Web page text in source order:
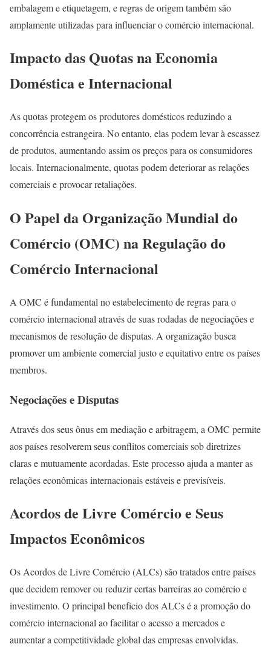
embalagem e etiquetagem, e regras de origem também são
amplamente utilizadas para influenciar o comércio internacional.
Impacto das Quotas na Economia
Doméstica e Internacional
As quotas protegem os produtores domésticos reduzindo a
concorrência estrangeira. No entanto, elas podem levar à escassez
de produtos, aumentando assim os preços para os consumidores
locais. Internacionalmente, quotas podem deteriorar as relações
comerciais e provocar retaliações.
O Papel da Organização Mundial do
Comércio (OMC) na Regulação do
Comércio Internacional
A OMC é fundamental no estabelecimento de regras para o
comércio internacional através de suas rodadas de negociações e
mecanismos de resolução de disputas. A organização busca
promover um ambiente comercial justo e equitativo entre os países
membros.
Negociações e Disputas
Através dos seus ônus em mediação e arbitragem, a OMC permite
aos países resolverem seus conflitos comerciais sob diretrizes
claras e mutuamente acordadas. Este processo ajuda a manter as
relações econômicas internacionais estáveis e previsíveis.
Acordos de Livre Comércio e Seus
Impactos Econômicos
Os Acordos de Livre Comércio (ALCs) são tratados entre países
que decidem remover ou reduzir certas barreiras ao comércio e
investimento. O principal benefício dos ALCs é a promoção do
comércio internacional ao facilitar o acesso a mercados e
aumentar a competitividade global das empresas envolvidas.